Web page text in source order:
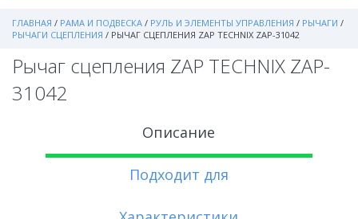
ГЛАВНАЯ / РАМА И ПОДВЕСКА / РУЛЬ И ЭЛЕМЕНТЫ УПРАВЛЕНИЯ / РЫЧАГИ /
РЫЧАГИ СЦЕПЛЕНИЯ / РЫЧАГ СЦЕПЛЕНИЯ ZAP TECHNIX ZAP-31042
Рычаг сцепления ZAP TECHNIX ZAP-
31042
Описание
Подходит для